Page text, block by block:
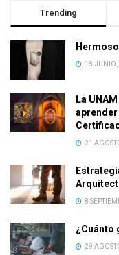
Trending
18 JUNIO,
La
aprender
21
8
¿Cuánto
29